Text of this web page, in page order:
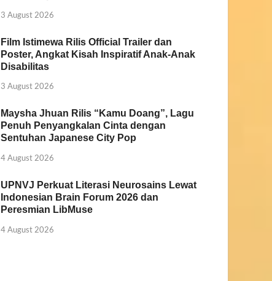
3 August 2026
Film Istimewa Rilis Official Trailer dan
Poster, Angkat Kisah Inspiratif Anak-Anak
Disabilitas
3 August 2026
Maysha Jhuan Rilis “Kamu Doang”, Lagu
Penuh Penyangkalan Cinta dengan
Sentuhan Japanese City Pop
4 August 2026
UPNVJ Perkuat Literasi Neurosains Lewat
Indonesian Brain Forum 2026 dan
Peresmian LibMuse
4 August 2026